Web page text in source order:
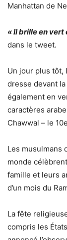
Manhattan de
« Il brille en vert
dans le tweet.
Un jour plus tôt,
dresse devant
également en
caractères
Chawwal – le
Les musulmans
monde
famille et leurs
d’un mois du
La fête
compris les